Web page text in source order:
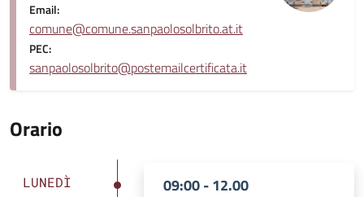
Email:
comune@comune.sanpaolosolbrito.at.it
PEC:
sanpaolosolbrito@postemailcertificata.it
Orario
LUNEDÌ 09:00 - 12.00